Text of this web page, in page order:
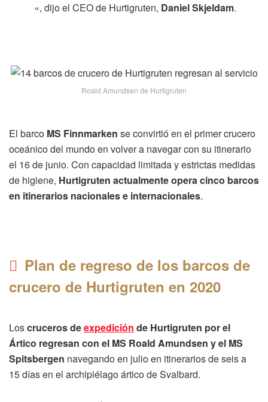
«, dijo el CEO de Hurtigruten, Daniel Skjeldam.
Roald Amundsen de Hurtigruten
El barco MS Finnmarken se convirtió en el primer crucero
oceánico del mundo en volver a navegar con su itinerario
el 16 de junio. Con capacidad limitada y estrictas medidas
de higiene, Hurtigruten actualmente opera cinco barcos
en itinerarios nacionales e internacionales.
Plan de regreso de los barcos de
crucero de Hurtigruten en 2020
Loscruceros deexpedición de Hurtigruten por el
Ártico regresan con el MS Roald Amundsen y el MS
Spitsbergen navegando en julio en itinerarios de seis a
15 días en el archipiélago ártico de Svalbard.